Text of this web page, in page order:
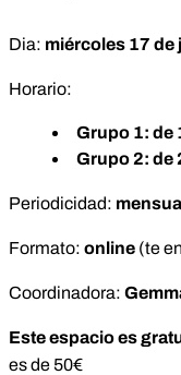
Dia: miércoles 17 de
Horario:
Grupo 1: de
Grupo 2: de
Periodicidad:
Formato: online (te
Coordinadora:
Este espacio es
es de 50€